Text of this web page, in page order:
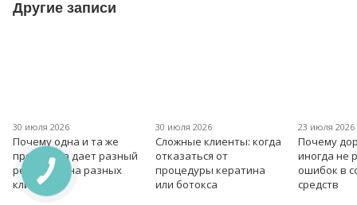
Другие записи
30 июля 2026
Почему одна и та же
процедура дает разный
результат на разных
клиентах?
30 июля 2026
Сложные клиенты: когда
отказаться от
процедуры кератина
или ботокса
23 июля 2026
Почему
иногда не
ошибок в
средств